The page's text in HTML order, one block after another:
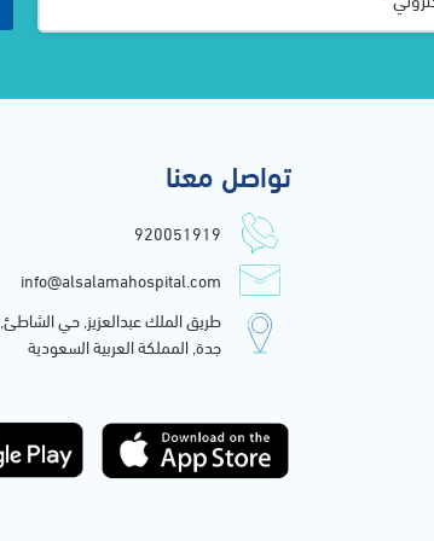
تواصل معنا
920051919
info@alsalamahospital.com
طريق الملك عبدالعزيز, حي الشاطئ,
جدة, المملكة العربية السعودية